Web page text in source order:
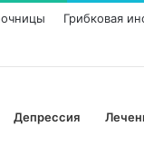
Грибковая
Депрессия